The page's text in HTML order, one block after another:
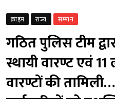
क्राइम राज्य सम्मान
गठित पुलिस टीम
स्थायी वारण्ट एवं
वारण्टों की